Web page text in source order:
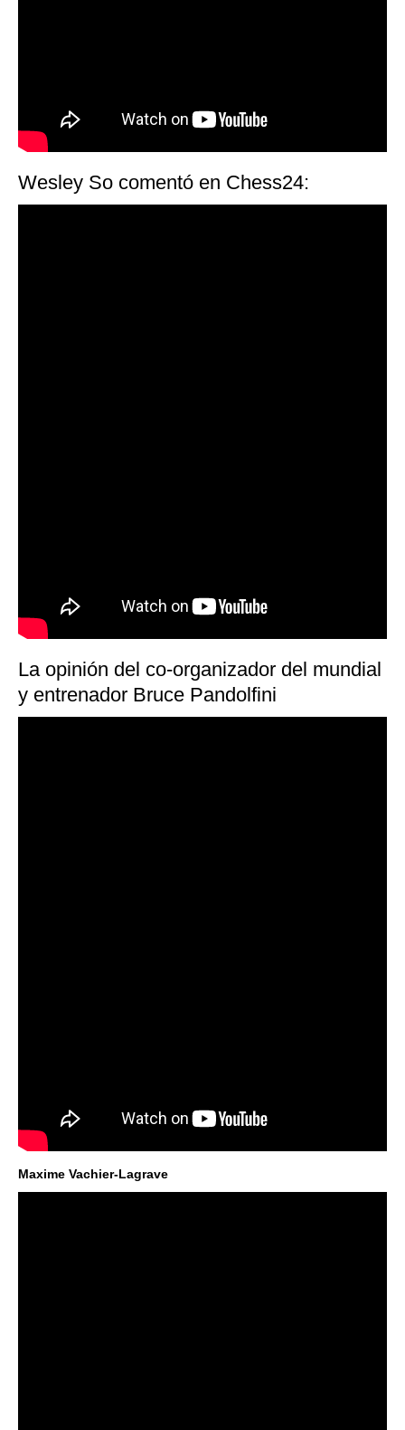
Wesley So comentó en Chess24:
La opinión del co-organizador del mundial
y entrenador Bruce Pandolfini
Maxime Vachier-Lagrave